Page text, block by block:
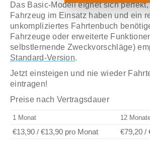
Das Basic-Modell eignet sich
Fahrzeug im Einsatz haben und ein
unkompliziertes Fahrtenbuch
Fahrzeuge oder erweiterte
selbstlernende Zweckvorschläge)
Standard-Version.
Jetzt einsteigen und nie wieder
eintragen!
Preise nach Vertragsdauer
1 Monat 12
€13,90 / €13,90 pro Monat €79,20 /